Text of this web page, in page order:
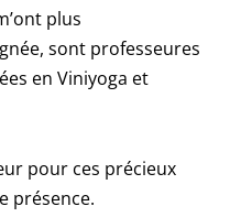
plus
sont professeures
en Viniyoga et
pour ces précieux
présence.